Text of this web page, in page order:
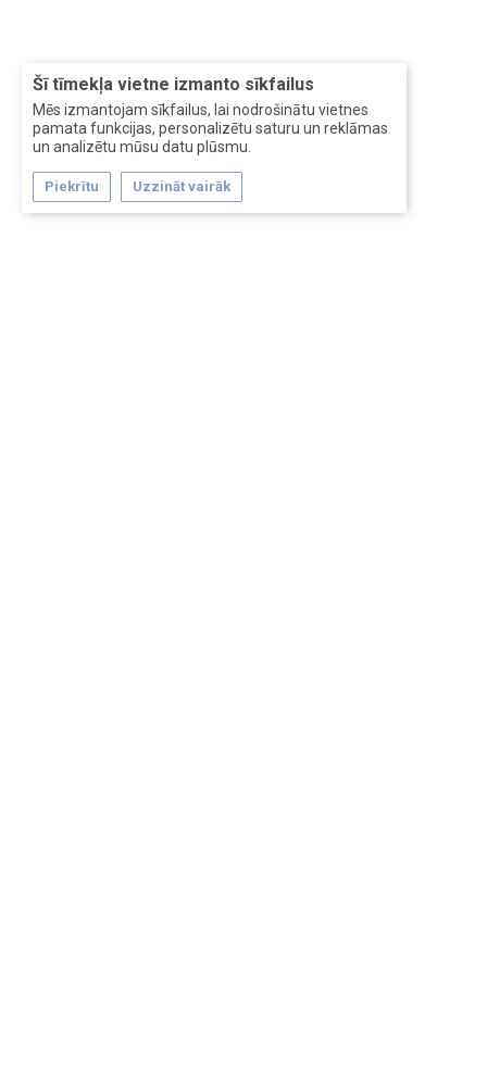
Šī tīmekļa vietne izmanto sīkfailus
Mēs izmantojam sīkfailus, lai nodrošinātu vietnes
pamata funkcijas, personalizētu saturu un reklāmas
un analizētu mūsu datu plūsmu.
Piekrītu Uzzināt vairāk